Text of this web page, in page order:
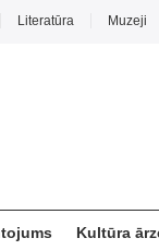
Literatūra Muzeji
Kultūra